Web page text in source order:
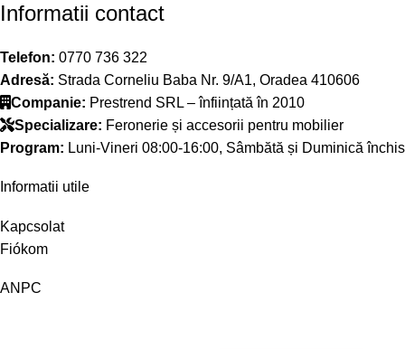
Informatii contact
Telefon: 0770 736 322
Adresă: Strada Corneliu Baba Nr. 9/A1, Oradea 410606
Companie: Prestrend SRL – înființată în 2010
Specializare: Feronerie și accesorii pentru mobilier
Program: Luni-Vineri 08:00-16:00, Sâmbătă și Duminică închis
Informatii utile
Kapcsolat
Fiókom
ANPC